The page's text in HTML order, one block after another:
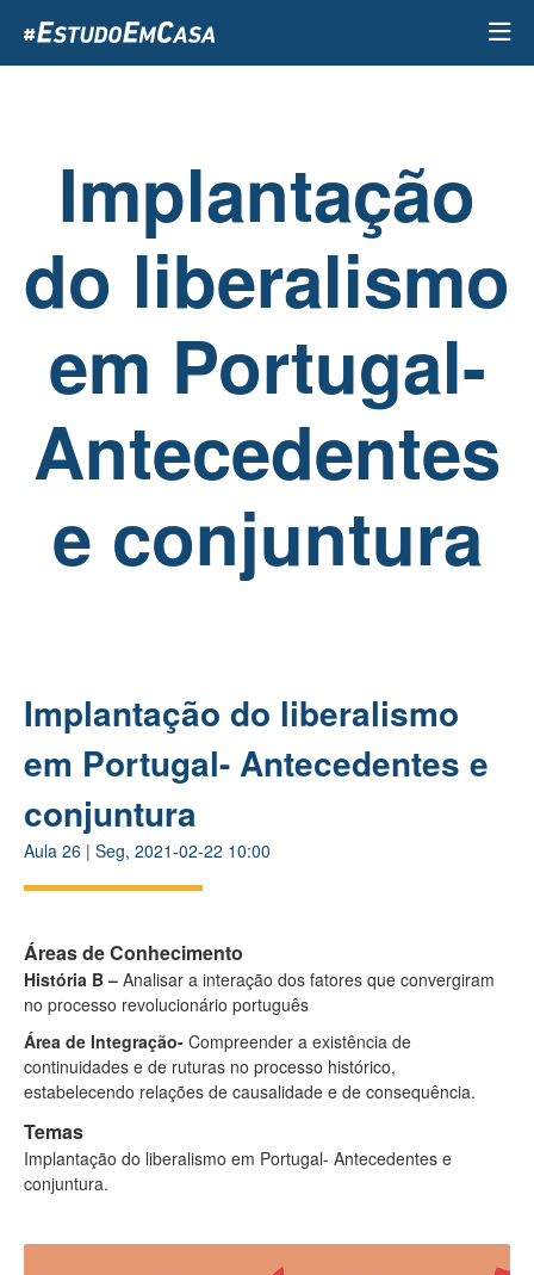
para
o
Implantação
do liberalismo
em Portugal-
Antecedentes
e conjuntura
Implantação do liberalismo
em Portugal- Antecedentes e
conjuntura
Aula 26 | Seg, 2021-02-22 10:00
Áreas de Conhecimento
História B – Analisar a interação dos fatores que convergiram
no processo revolucionário português
Área de Integração- Compreender a existência de
continuidades e de ruturas no processo histórico,
estabelecendo relações de causalidade e de consequência.
Temas
Implantação do liberalismo em Portugal- Antecedentes e
conjuntura.